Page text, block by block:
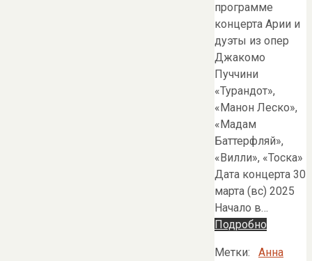
программе
концерта Арии и
дуэты из опер
Джакомо
Пуччини
«Турандот»,
«Манон Леско»,
«Мадам
Баттерфляй»,
«Вилли», «Тоска»
Дата концерта 30
марта (вс) 2025
Начало в…
Подробно
Метки:
Анна